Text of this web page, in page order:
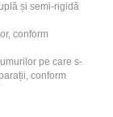
și semi-rigidă
conform
pe care s-
conform